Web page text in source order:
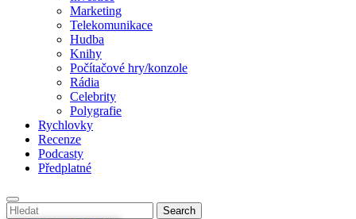
Marketing
Telekomunikace
Hudba
Knihy
Počítačové hry/konzole
Rádia
Celebrity
Polygrafie
Rychlovky
Recenze
Podcasty
Předplatné